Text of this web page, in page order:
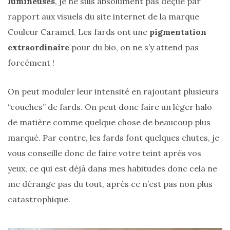
Zoom
sur
le
Small
RSVP
Paris
16/05/2026
rapport aux visuels du site internet de la marque
Couleur Caramel. Les fards ont une pigmentation
extraordinaire pour du bio, on ne s’y attend pas
forcément !
On peut moduler leur intensité en rajoutant plusieurs
“couches” de fards. On peut donc faire un léger halo
de matière comme quelque chose de beaucoup plus
marqué. Par contre, les fards font quelques chutes, je
vous conseille donc de faire votre teint après vos
yeux, ce qui est déjà dans mes habitudes donc cela ne
me dérange pas du tout, après ce n’est pas non plus
catastrophique.